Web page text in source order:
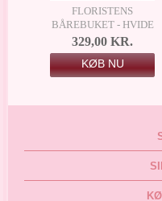
FLORISTENS
BÅREBUKET - HVIDE
ROSER
329,00 KR.
KØB NU